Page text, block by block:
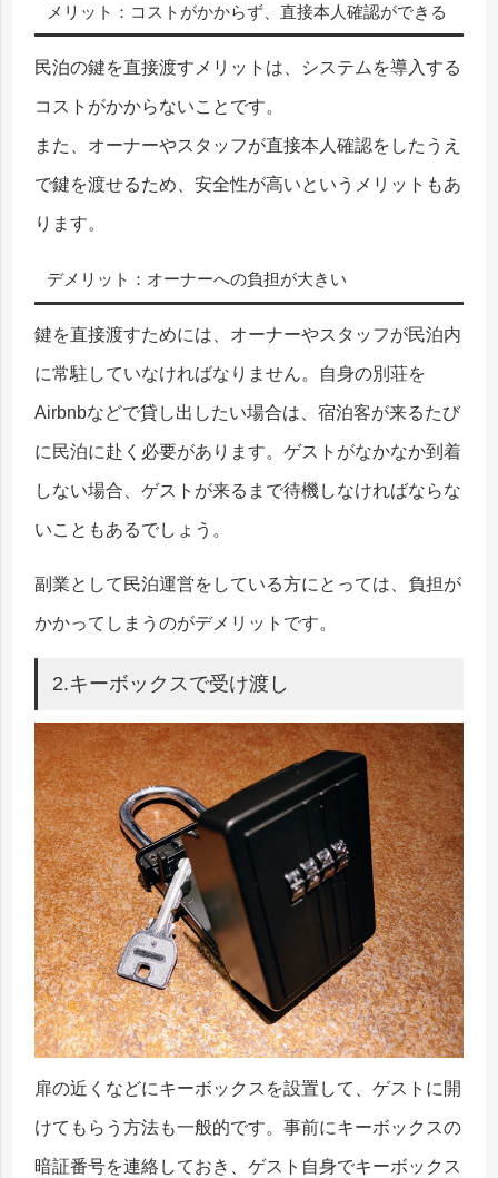
メリット：コストがかからず、直接本人確認ができる
民泊の鍵を直接渡すメリットは、システムを導入する
コストがかからないことです。
また、オーナーやスタッフが直接本人確認をしたうえ
で鍵を渡せるため、安全性が高いというメリットもあ
ります。
デメリット：オーナーへの負担が大きい
鍵を直接渡すためには、オーナーやスタッフが民泊内
に常駐していなければなりません。自身の別荘を
Airbnbなどで貸し出したい場合は、宿泊客が来るたび
に民泊に赴く必要があります。ゲストがなかなか到着
しない場合、ゲストが来るまで待機しなければならな
いこともあるでしょう。
副業として民泊運営をしている方にとっては、負担が
かかってしまうのがデメリットです。
2.キーボックスで受け渡し
扉の近くなどにキーボックスを設置して、ゲストに開
けてもらう方法も一般的です。事前にキーボックスの
暗証番号を連絡しておき、ゲスト自身でキーボックス